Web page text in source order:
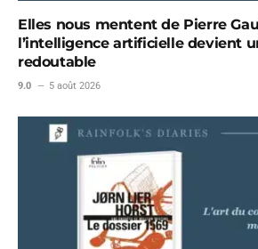
Elles nous mentent de Pierre
l’intelligence artificielle devient
redoutable
9.0 5 août 2026